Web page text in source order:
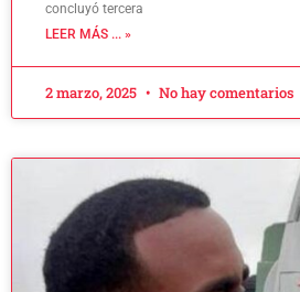
concluyó tercera
LEER MÁS ... »
2 marzo, 2025 No hay comentarios